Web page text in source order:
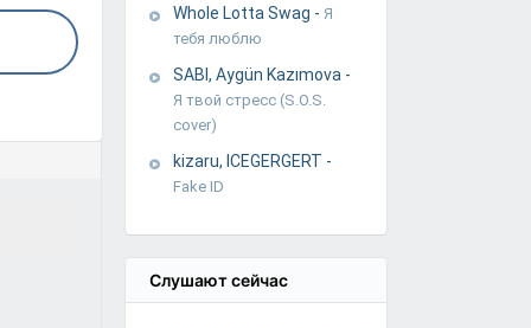
Whole Lotta Swag - Я
тебя люблю
SABI, Aygün Kazımova -
Я твой стресс (S.O.S.
cover)
kizaru, ICEGERGERT -
Fake ID
Слушают сейчас